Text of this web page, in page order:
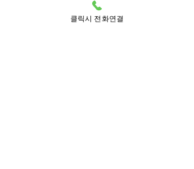
클릭시 전화연결